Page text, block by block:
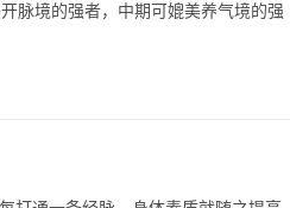
脉境的强者，中期可媲美养气境的强